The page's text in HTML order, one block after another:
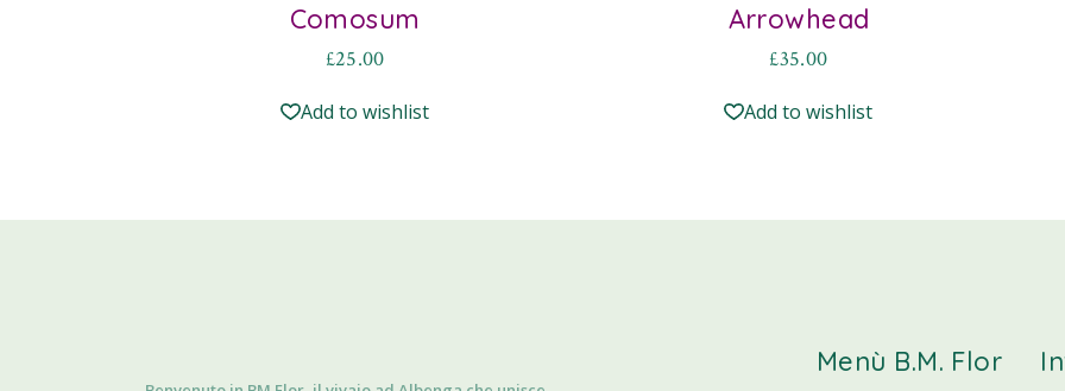
Comosum
£25.00
Add to wishlist
Arrowhead
£35.00
Add to wishlist
Menù B.M. Flor